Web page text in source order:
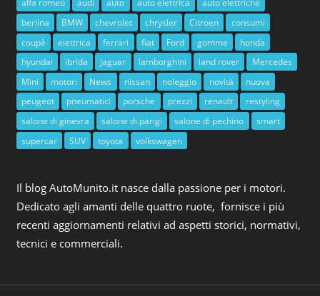
alfa romeo audi auto auto elettrica
auto elettriche
berlina
BMW chevrolet chrysler Citroen
consumi
coupè
elettrica ferrari fiat Ford gomme
honda
hyundai
ibrida jaguar lamborghini land rover
Mercedes
Mini
motori News nissan noleggio novità
nuova
peugeot
pneumatici porsche prezzi renault
restyling
salone di ginevra
salone di parigi salone di pechino
smart
supercar
SUV toyota volkswagen
Il blog AutoMunito.it nasce dalla passione per i motori.
Dedicato agli amanti delle quattro ruote, fornisce i più
recenti aggiornamenti relativi ad aspetti storici, normativi,
tecnici e commerciali.